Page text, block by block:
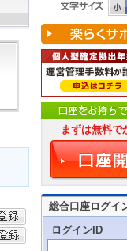
まずは無料で
総合口座ログイ
ログインID